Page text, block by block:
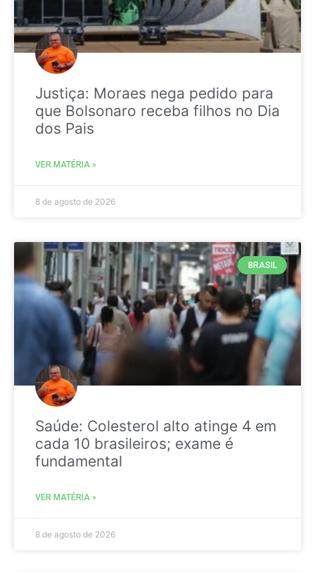
Justiça: Moraes nega pedido para
que Bolsonaro receba filhos no Dia
dos Pais
VER MATÉRIA »
8 de agosto de 2026
BRASIL
Saúde: Colesterol alto atinge 4 em
cada 10 brasileiros; exame é
fundamental
VER MATÉRIA »
8 de agosto de 2026